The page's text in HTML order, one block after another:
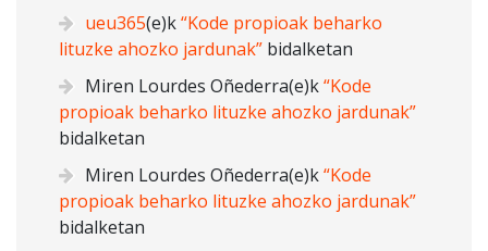
ueu365(e)k“Kode propioak beharko
lituzke ahozko jardunak” bidalketan
Miren Lourdes Oñederra(e)k“Kode
propioak beharko lituzke ahozko jardunak”
bidalketan
Miren Lourdes Oñederra(e)k“Kode
propioak beharko lituzke ahozko jardunak”
bidalketan